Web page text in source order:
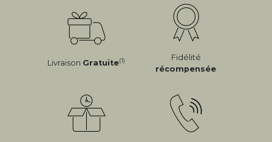
Livraison Gratuite(1)
Fidélité
récompensée